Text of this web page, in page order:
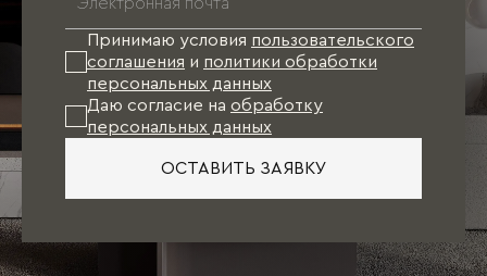
Принимаю условия пользовательского
соглашения и политики обработки
персональных данных
Даю согласие на обработку
персональных данных
ОСТАВИТЬ ЗАЯВКУ